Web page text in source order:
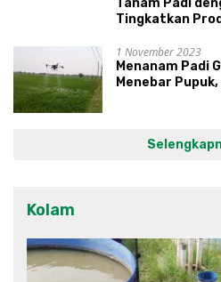
Tanam Padi
Tingkatkan
1 November 2023
Menanam Padi
Menebar
Kolam